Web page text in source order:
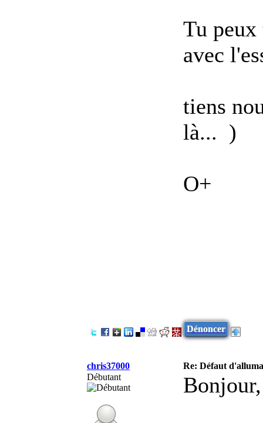
Tu
avec
tiens
là... )
O+
Dénoncer
chris37000
Re: Défaut
Débutant
Bonjour,